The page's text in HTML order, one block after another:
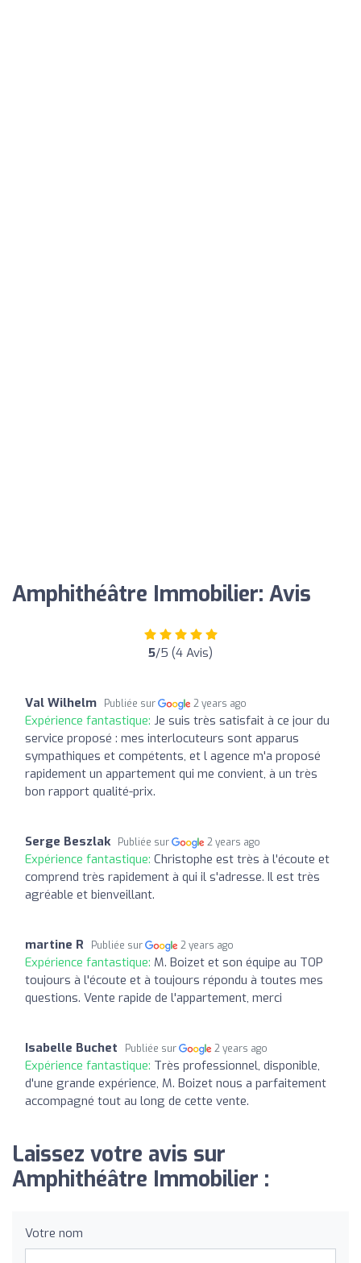
Amphithéâtre Immobilier: Avis
5/5 (4 Avis)
Val Wilhelm Publiée sur 2 years ago
Expérience fantastique: Je suis très satisfait à ce jour du
service proposé : mes interlocuteurs sont apparus
sympathiques et compétents, et l agence m'a proposé
rapidement un appartement qui me convient, à un très
bon rapport qualité-prix.
Serge Beszlak Publiée sur 2 years ago
Expérience fantastique: Christophe est très à l'écoute et
comprend très rapidement à qui il s'adresse. Il est très
agréable et bienveillant.
martine R Publiée sur 2 years ago
Expérience fantastique: M. Boizet et son équipe au TOP
toujours à l'écoute et à toujours répondu à toutes mes
questions. Vente rapide de l'appartement, merci
Isabelle Buchet Publiée sur 2 years ago
Expérience fantastique: Très professionnel, disponible,
d'une grande expérience, M. Boizet nous a parfaitement
accompagné tout au long de cette vente.
Laissez votre avis sur
Amphithéâtre Immobilier :
Votre nom